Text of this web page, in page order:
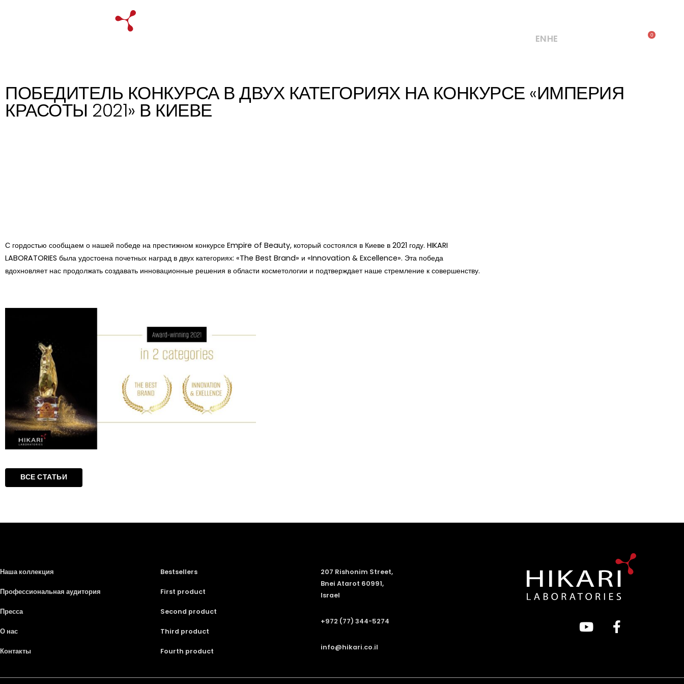
ENHE 0
ПОБЕДИТЕЛЬ КОНКУРСА В ДВУХ КАТЕГОРИЯХ НА КОНКУРСЕ «ИМПЕРИЯ
КРАСОТЫ 2021» В КИЕВЕ
С гордостью сообщаем о нашей победе на престижном конкурсе Empire of Beauty, который состоялся в Киеве в 2021 году. HIKARI
LABORATORIES была удостоена почетных наград в двух категориях: «The Best Brand» и «Innovation & Excellence». Эта победа
вдохновляет нас продолжать создавать инновационные решения в области косметологии и подтверждает наше стремление к совершенству.
ВСЕ СТАТЬИ
Наша коллекция
Профессиональная аудитория
Пресса
О нас
Контакты
Bestsellers
First product
Second product
Third product
Fourth product
207 Rishonim Street,
Bnei Atarot 60991,
Israel
+972 (77) 344-5274
info@hikari.co.il